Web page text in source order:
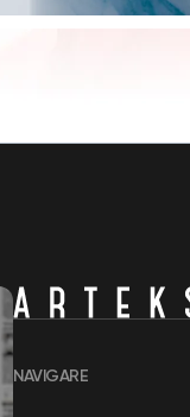
NAVIGARE